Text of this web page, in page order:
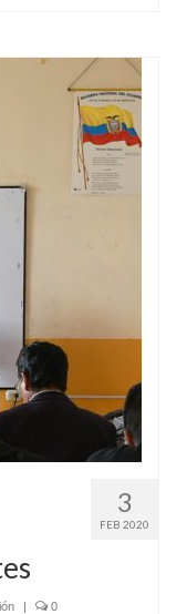
3
FEB 2020
| 0